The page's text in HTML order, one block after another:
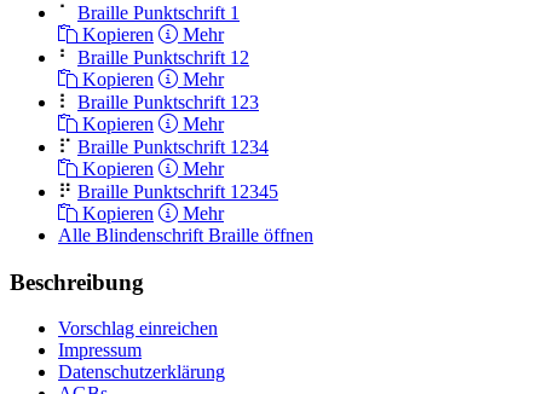
⠁
Braille Punktschrift 1
Kopieren
Mehr
⠃
Braille Punktschrift 12
Kopieren
Mehr
⠇
Braille Punktschrift 123
Kopieren
Mehr
⠏ Braille Punktschrift 1234
Kopieren
Mehr
⠟ Braille Punktschrift 12345
Kopieren
Mehr
Alle Blindenschrift Braille öffnen
Beschreibung
Vorschlag einreichen
Impressum
Datenschutzerklärung